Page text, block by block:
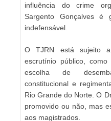
influência do crime
Sargento Gonçalves é
indefensável.
O TJRN está sujeito
escrutínio público,
escolha de
constitucional e
Rio Grande do Norte. O
promovido ou não, mas
aos magistrados.